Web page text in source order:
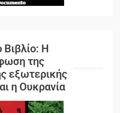
Η
της
εξωτερικής
η Ουκρανία